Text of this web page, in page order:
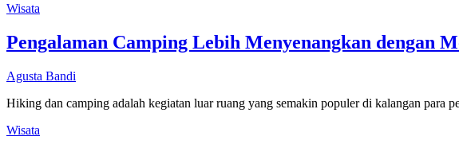
Wisata
Pengalaman Camping Lebih Menyenangkan dengan
Agusta Bandi
Hiking dan camping adalah kegiatan luar ruang yang semakin populer di kalangan para
Wisata